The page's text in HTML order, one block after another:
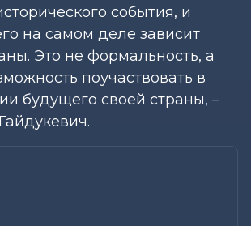
события, и
на самом деле зависит
Это не формальность, а
поучаствовать в
будущего своей страны, –